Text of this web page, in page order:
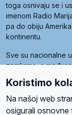
toga osnivaju se i
imenom Radio
pa do obiju
kontinentu.
Sve su nacionalne
zemljama, a
pod nazivom
Radio Maria).
kojima je i hrvatska
Koristimo
Na našoj web
osigurali osnovne